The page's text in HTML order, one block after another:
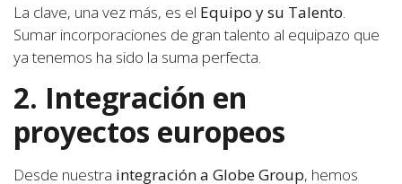
La clave, una vez más, es el Equipo y su Talento
Sumar incorporaciones de gran talento al equipazo que
ya tenemos ha sido la suma perfecta.
2. Integración en
proyectos europeos
Desde nuestra integración a Globe Group, hemos